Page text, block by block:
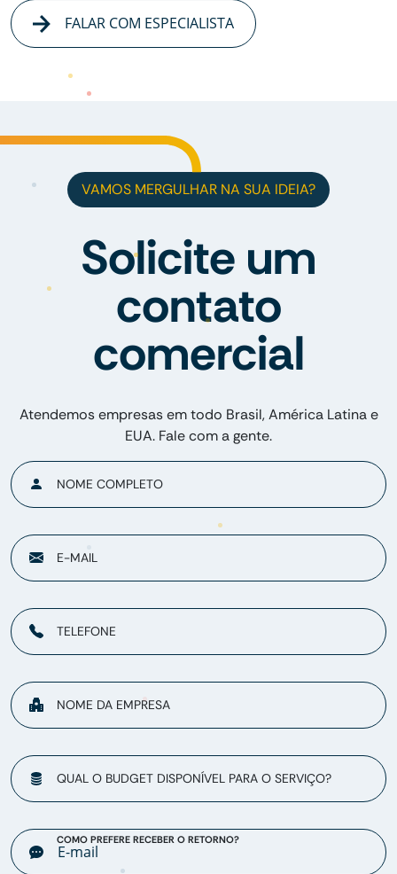
FALAR COM ESPECIALISTA
VAMOS MERGULHAR NA SUA IDEIA?
Solicite um
contato
comercial
Atendemos empresas em todo Brasil, América Latina e
EUA. Fale com a gente.
NOME COMPLETO
E-MAIL
TELEFONE
NOME DA EMPRESA
QUAL O BUDGET DISPONÍVEL PARA O SERVIÇO?
COMO PREFERE RECEBER O RETORNO?